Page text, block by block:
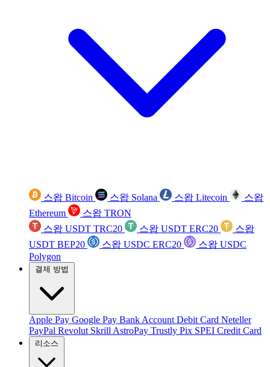
스왑 Bitcoin 스왑 Solana 스왑 Litecoin
스왑
Ethereum
스왑 TRON
스왑 USDT TRC20
스왑 USDT ERC20
스왑
USDT BEP20
스왑 USDC ERC20
스왑 USDC
Polygon
결제 방법
Apple Pay Google Pay Bank Account Debit Card Neteller
PayPal Revolut Skrill AstroPay Trustly Pix SPEI Credit Card
리소스